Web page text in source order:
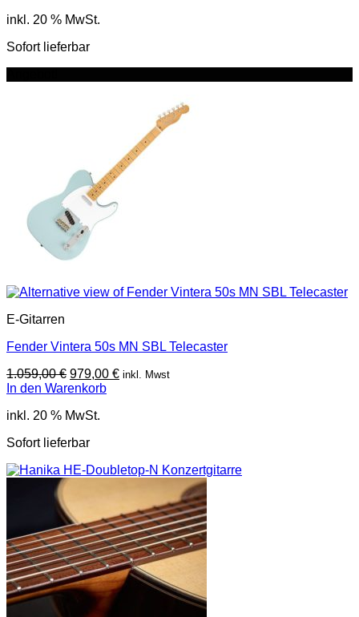
inkl. 20 % MwSt.
Sofort lieferbar
E-Gitarren
Fender Vintera 50s MN SBL Telecaster
1.059,00€ Ursprünglicher
Preis
1.059,00 €
979,00 €Aktueller
inkl. Mwst
In den Warenkorb
inkl. 20 % MwSt.
Sofort lieferbar